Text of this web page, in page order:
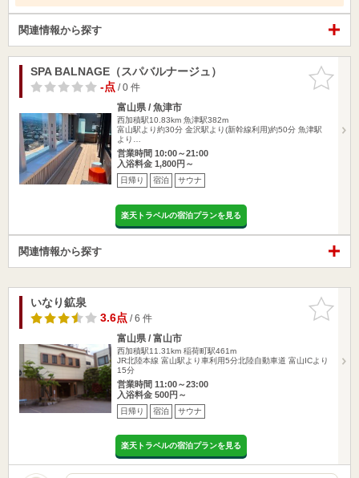
関連情報から探す
お気に入
りに追加
SPA BALNAGE（スパバルナージュ）
-点/ 0 件
富山県 / 魚津市
西加積駅10.83km 魚津駅382m
富山駅より約30分 金沢駅より(新幹線利用)約50分 魚津駅
より…
営業時間 10:00～21:00
入浴料金 1,800円～
日帰り 宿泊 サウナ
楽天トラベルの宿泊プランを見る
関連情報から探す
お気に入
りに追加
いなり鉱泉
3.6点/ 6 件
富山県 / 富山市
西加積駅11.31km 稲荷町駅461m
JR北陸本線 富山駅より車利用5分北陸自動車道 富山ICより
15分
営業時間 11:00～23:00
入浴料金 500円～
日帰り 宿泊 サウナ
楽天トラベルの宿泊プランを見る